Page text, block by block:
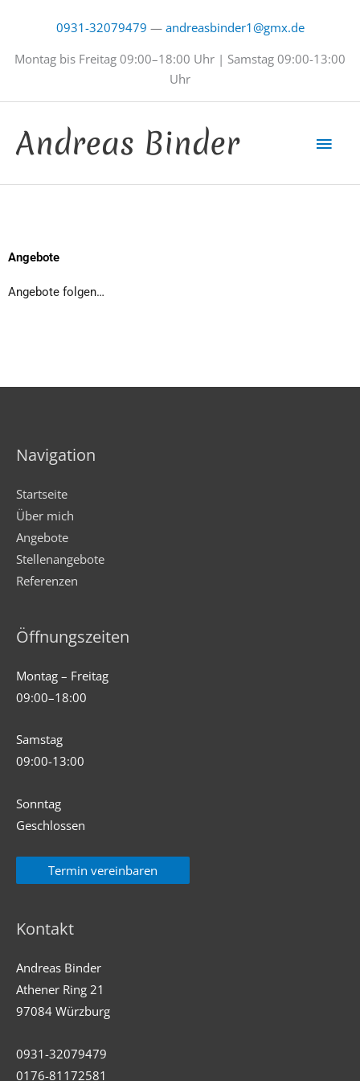
springen
0931-32079479 — andreasbinder1@gmx.de
Montag bis Freitag 09:00–18:00 Uhr | Samstag 09:00-13:00
Uhr
Andreas Binder
Angebote
Angebote folgen…
Navigation
Startseite
Über mich
Angebote
Stellenangebote
Referenzen
Öffnungszeiten
Montag – Freitag
09:00–18:00
Samstag
09:00-13:00
Sonntag
Geschlossen
Termin vereinbaren
Kontakt
Andreas Binder
Athener Ring 21
97084 Würzburg
0931-32079479
0176-81172581